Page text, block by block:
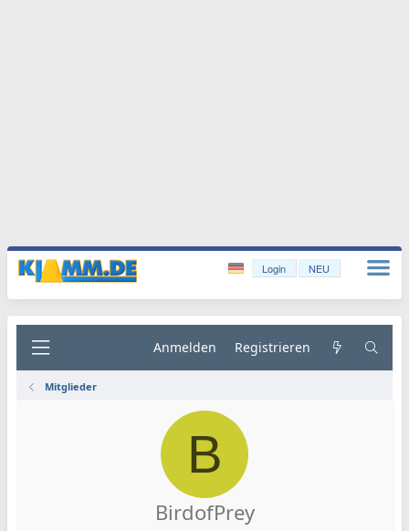
Login NEU
Anmelden Registrieren
Mitglieder
B
BirdofPrey